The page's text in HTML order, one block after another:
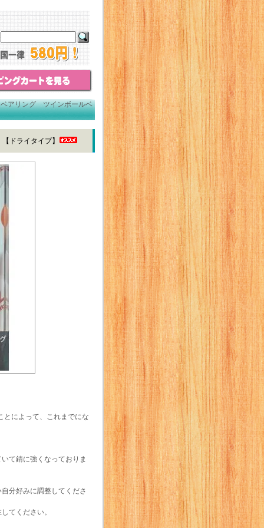
アリング ツインボールベ
ライタイプ】
とによって、これまでにな
て錆に強くなっておりま
分好みに調整してくださ
てください。